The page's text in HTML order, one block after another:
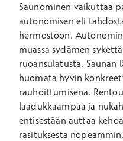
Saunominen vaikuttaa
autonomisen eli
hermostoon.
muassa sydämen
ruoansulatusta.
huomata hyvin
rauhoittumisena.
laadukkaampaa ja
entisestään auttaa
rasituksesta